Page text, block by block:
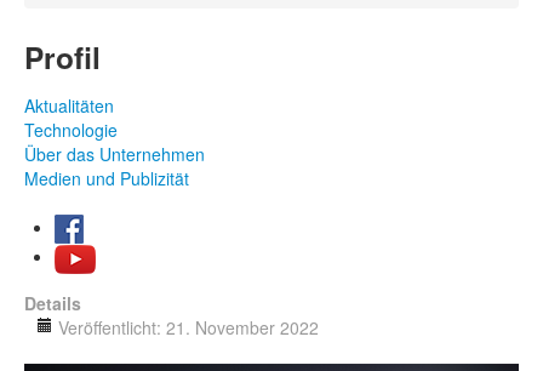
Profil
Aktualitäten
Technologie
Über das Unternehmen
Medien und Publizität
Details
Veröffentlicht: 21. November 2022